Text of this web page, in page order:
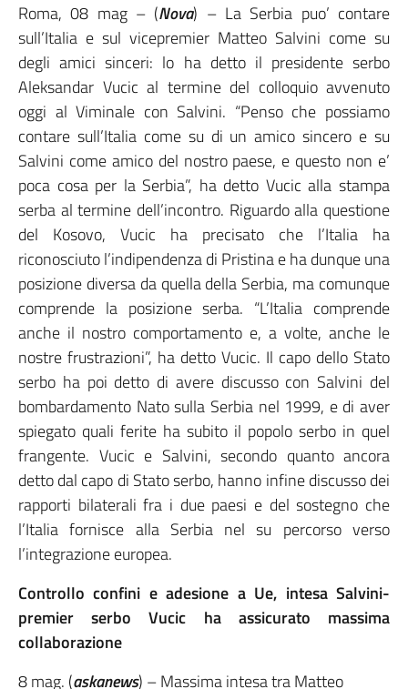
Roma, 08 mag – (Nova) – La Serbia puo’ contare
sull’Italia e sul vicepremier Matteo Salvini come su
degli amici sinceri: lo ha detto il presidente serbo
Aleksandar Vucic al termine del colloquio avvenuto
oggi al Viminale con Salvini. “Penso che possiamo
contare sull’Italia come su di un amico sincero e su
Salvini come amico del nostro paese, e questo non e’
poca cosa per la Serbia”, ha detto Vucic alla stampa
serba al termine dell’incontro. Riguardo alla questione
del Kosovo, Vucic ha precisato che l’Italia ha
riconosciuto l’indipendenza di Pristina e ha dunque una
posizione diversa da quella della Serbia, ma comunque
comprende la posizione serba. “L’Italia comprende
anche il nostro comportamento e, a volte, anche le
nostre frustrazioni”, ha detto Vucic. Il capo dello Stato
serbo ha poi detto di avere discusso con Salvini del
bombardamento Nato sulla Serbia nel 1999, e di aver
spiegato quali ferite ha subito il popolo serbo in quel
frangente. Vucic e Salvini, secondo quanto ancora
detto dal capo di Stato serbo, hanno infine discusso dei
rapporti bilaterali fra i due paesi e del sostegno che
l’Italia fornisce alla Serbia nel su percorso verso
l’integrazione europea.
Controllo confini e adesione a Ue, intesa Salvini-
premier serbo Vucic ha assicurato massima
collaborazione
8 mag. (askanews) – Massima intesa tra Matteo